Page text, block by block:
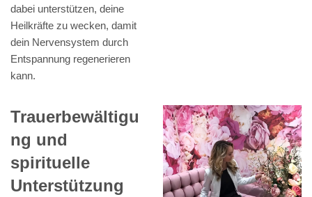
dabei unterstützen, deine
Heilkräfte zu wecken, damit
dein Nervensystem durch
Entspannung regenerieren
kann.
Trauerbewältigu
ng und
spirituelle
Unterstützung